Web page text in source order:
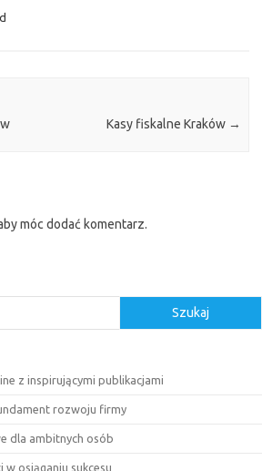
Kasy fiskalne Kraków →
móc dodać komentarz.
Szukaj
z inspirującymi publikacjami
rozwoju firmy
dla ambitnych osób
w osiąganiu sukcesu